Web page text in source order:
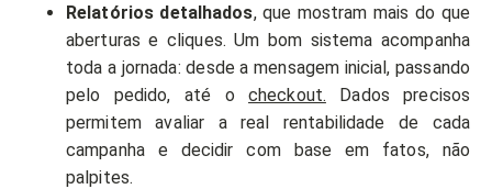
Relatórios detalhados, que mostram mais do que
aberturas e cliques. Um bom sistema acompanha
toda a jornada: desde a mensagem inicial, passando
pelo pedido, até ocheckout. Dados precisos
permitem avaliar a real rentabilidade de cada
campanha e decidir com base em fatos, não
palpites.